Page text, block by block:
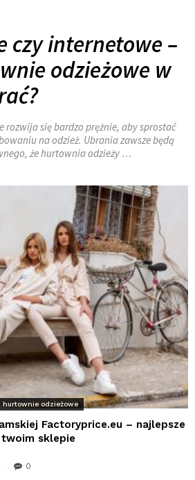
czy internetowe –
odzieżowe w
rozwija się bardzo prężnie, aby sprostać
na odzież. Ubrania zawsze będą
że hurtownia odzieży …
hurtownie odzieżowe
Factoryprice.eu – najlepsze
sklepie
0